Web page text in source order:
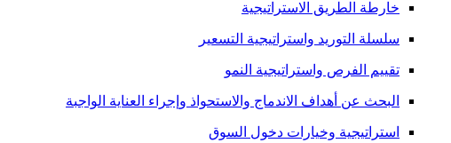
خارطة الطريق الاستراتيجية
سلسلة التوريد واستراتيجية التسعير
تقييم الفرص واستراتيجية النمو
البحث عن أهداف الاندماج والاستحواذ وإجراء العناية الواجبة
استراتيجية وخيارات دخول السوق